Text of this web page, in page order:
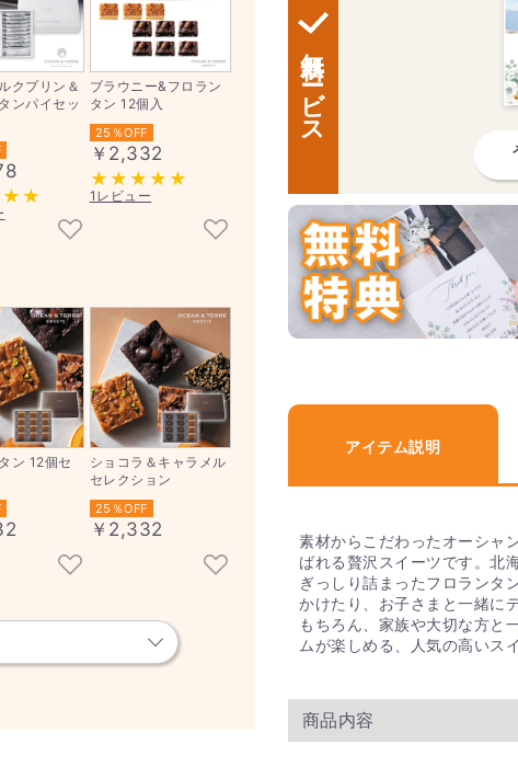
無料サービス
アイテム説明
素材からこだわったオーシャ
ばれる贅沢スイーツです。北
ぎっしり詰まったフロランタ
かけたり、お子さまと一緒に
もちろん、家族や大切な方と
ムが楽しめる、人気の高いス
商品内容
クプリン＆
ンパイセッ
ブラウニー&フロラン
タン 12個入
25％OFF
￥2,332
1レビュー
ン 12個セ
ショコラ＆キャラメル
セレクション
25％OFF
￥2,332